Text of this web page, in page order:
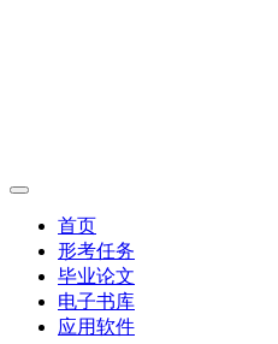
首页
形考任务
毕业论文
电子书库
应用软件